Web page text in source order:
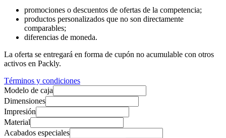
promociones o descuentos de ofertas de la competencia;
productos personalizados que no son directamente
comparables;
diferencias de moneda.
La oferta se entregará en forma de cupón no acumulable con otros
activos en Packly.
Términos y condiciones
Modelo de caja
Dimensiones
Impresión
Material
Acabados especiales